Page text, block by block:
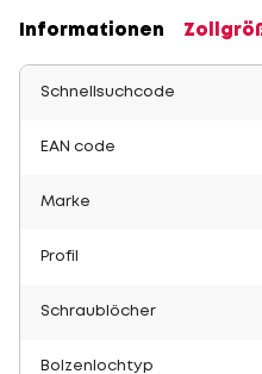
Informationen
Schnellsuchcode
EAN code
Marke
Profil
Schraublöcher
Bolzenlochtyp